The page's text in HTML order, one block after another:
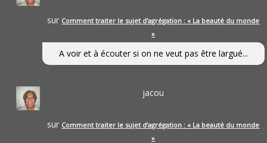
sur Comment traiter le sujet d’agrégation : « La beauté du monde
»
A voir et à écouter si on ne veut pas être largué...
jacou
sur Comment traiter le sujet d’agrégation : « La beauté du monde
»